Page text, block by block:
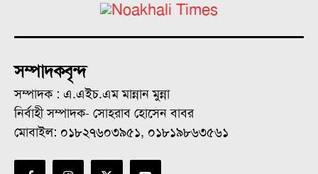
সম্পাদকবৃন্দ
সম্পাদক : এ.এইচ.এম মান্নান মুন্না
নির্বাহী সম্পাদক- সোহরাব হোসেন বাবর
মোবাইল: ০১৮২৭৬০৩৯৫১, ০১৮১৯৮৬৩৫৬১